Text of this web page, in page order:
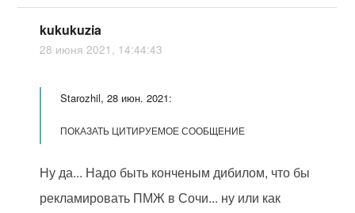
kukukuzia
28 июня 2021, 14:44:43
Starozhil, 28 июн. 2021:
ПОКАЗАТЬ ЦИТИРУЕМОЕ СООБЩЕНИЕ
Ну да... Надо быть конченым дибилом, что бы
рекламировать ПМЖ в Сочи... ну или как